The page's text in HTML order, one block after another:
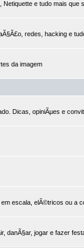
e tudo mais que
redes, hacking e
da imagem
Dicas, opiniÃµes e
escala, elÃ©tricos ou a
danÃ§ar, jogar e fazer